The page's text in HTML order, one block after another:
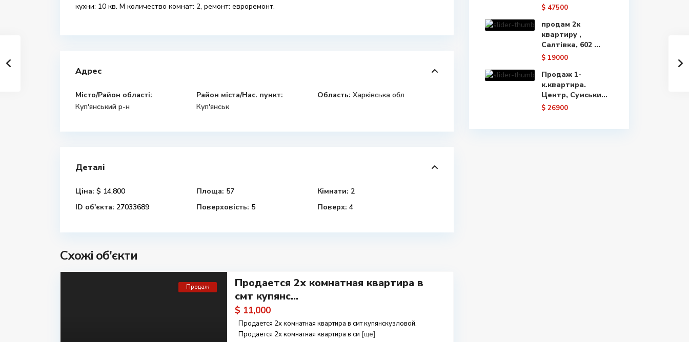
кухни: 10 кв. М количество комнат: 2, ремонт: евроремонт.
Адрес
Місто/Район області:
Куп'янський р-н
Район міста/Нас. пункт:
Куп'янськ
Область: Харківська обл
Деталі
Ціна: $ 14,800 Площа: 57 Кімнати: 2
ID об'єкта: 27033689 Поверховість: 5 Поверх: 4
Схожі об'єкти
Продаж
Продается 2х комнатная квартира в
смт купянс...
$ 11,000
Продается 2х комнатная квартира в смт купянскузловой.
Продается 2х комнатная квартира в см [ще]
$ 47500
продам 2к
квартиру ,
Салтівка, 602 ...
$ 19000
Продаж 1-
к.квартира.
Центр, Сумськи...
$ 26900